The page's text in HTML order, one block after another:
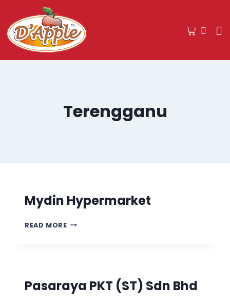
Terengganu
Mydin Hypermarket
READ MORE
Pasaraya PKT (ST) Sdn Bhd